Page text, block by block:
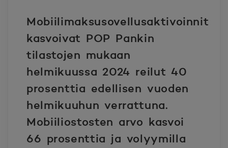
Mobiilimaksusovellusaktivoinnit
kasvoivat POP Pankin
tilastojen mukaan
helmikuussa 2024 reilut 40
prosenttia edellisen vuoden
helmikuuhun verrattuna.
Mobiiliostosten arvo kasvoi
66 prosenttia ja volyymilla